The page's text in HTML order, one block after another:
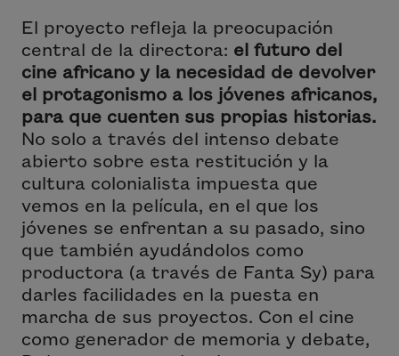
El proyecto refleja la preocupación
central de la directora: el futuro del
cine africano y la necesidad de devolver
el protagonismo a los jóvenes africanos,
para que cuenten sus propias historias.
No solo a través del intenso debate
abierto sobre esta restitución y la
cultura colonialista impuesta que
vemos en la película, en el que los
jóvenes se enfrentan a su pasado, sino
que también ayudándolos como
productora (a través de Fanta Sy) para
darles facilidades en la puesta en
marcha de sus proyectos. Con el cine
como generador de memoria y debate,